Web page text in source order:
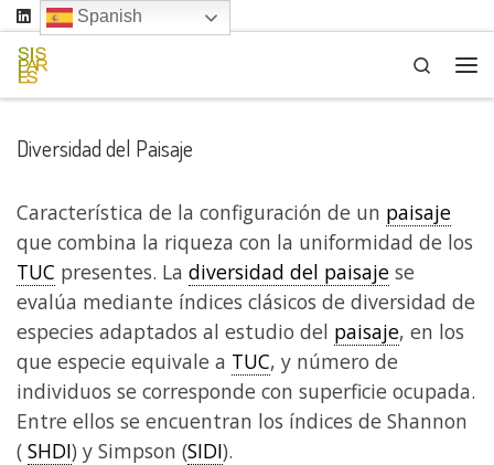
Saltar al contenido
Search
Diversidad del Paisaje
Característica de la configuración de un paisaje
que combina la riqueza con la uniformidad de los
TUC presentes. La diversidad del paisaje se
evalúa mediante índices clásicos de diversidad de
especies adaptados al estudio del paisaje, en los
que especie equivale a TUC, y número de
individuos se corresponde con superficie ocupada.
Entre ellos se encuentran los índices de Shannon
( SHDI) y Simpson (SIDI).
Spanish